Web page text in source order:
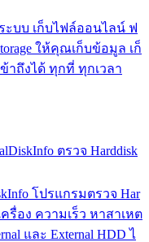
ะบบ เก็บไฟล์ออนไลน์ ฟ
ให้คุณเก็บข้อมูล เก็
าถึงได้ ทุกที่ ทุกเวลา
ตรวจ Harddisk
โปรแกรมตรวจ Har
รื่อง ความเร็ว หาสาเหต
และ External HDD ไ